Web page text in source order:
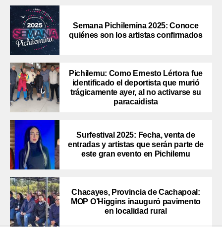
Semana Pichilemina 2025: Conoce
quiénes son los artistas confirmados
Pichilemu: Como Ernesto Lértora fue
identificado el deportista que murió
trágicamente ayer, al no activarse su
paracaidista
Surfestival 2025: Fecha, venta de
entradas y artistas que serán parte de
este gran evento en Pichilemu
Chacayes, Provincia de Cachapoal:
MOP O’Higgins inauguró pavimento
en localidad rural